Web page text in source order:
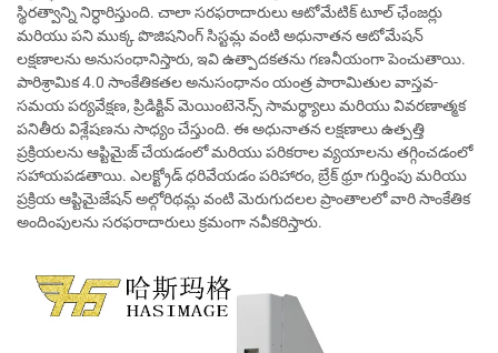
స్థిరత్వాన్ని నిర్ధారిస్తుంది. చాలా సరఫరాదారులు ఆటోమేటిక్ టూల్ ఛేంజర్లు
మరియు పని ముక్క పొజిషనింగ్ సిస్టమ్ల వంటి అధునాతన ఆటోమేషన్
లక్షణాలను అనుసంధానిస్తారు, ఇవి ఉత్పాదకతను గణనీయంగా పెంచుతాయి.
పారిశ్రామిక 4.0 సాంకేతికతల అనుసంధానం యంత్ర పారామితుల వాస్తవ-
సమయ పర్యవేక్షణ, ప్రిడిక్టివ్ మెయింటెనెన్స్ సామర్థ్యాలు మరియు వివరణాత్మక
పనితీరు విశ్లేషణను సాధ్యం చేస్తుంది. ఈ అధునాతన లక్షణాలు ఉత్పత్తి
ప్రక్రియలను ఆప్టిమైజ్ చేయడంలో మరియు పరికరాల వ్యయాలను తగ్గించడంలో
సహాయపడతాయి. ఎలక్ట్రోడ్ ధరివేయడం పరిహారం, బ్రేక్ థ్రూ గుర్తింపు మరియు
ప్రక్రియ ఆప్టిమైజేషన్ అల్గోరిథమ్ల వంటి మెరుగుదలల ప్రాంతాలలో వారి సాంకేతిక
అందింపులను సరఫరాదారులు క్రమంగా నవీకరిస్తారు.